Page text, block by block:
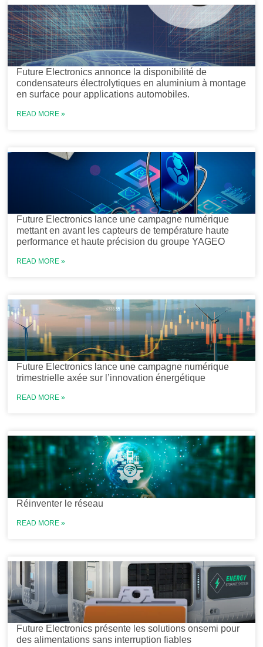
Future Electronics annonce la disponibilité de
condensateurs électrolytiques en aluminium à montage
en surface pour applications automobiles.
READ MORE »
Future Electronics lance une campagne numérique
mettant en avant les capteurs de température haute
performance et haute précision du groupe YAGEO
READ MORE »
Future Electronics lance une campagne numérique
trimestrielle axée sur l’innovation énergétique
READ MORE »
Réinventer le réseau
READ MORE »
Future Electronics présente les solutions onsemi pour
des alimentations sans interruption fiables